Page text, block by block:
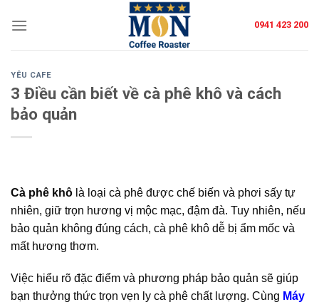
0941 423 200
YÊU CAFE
3 Điều cần biết về cà phê khô và cách
bảo quản
Cà phê khô là loại cà phê được chế biến và phơi sấy tự
nhiên, giữ trọn hương vị mộc mạc, đậm đà. Tuy nhiên, nếu
bảo quản không đúng cách, cà phê khô dễ bị ẩm mốc và
mất hương thơm.
Việc hiểu rõ đặc điểm và phương pháp bảo quản sẽ giúp
bạn thưởng thức trọn vẹn ly cà phê chất lượng. Cùng Máy